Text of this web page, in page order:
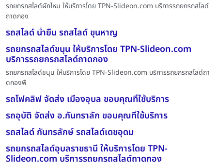
รถยกรถสไลด์ผักไหม ให้บริการโดย TPN-Slideon.com บริการรถยกรถสไลด์
ถาดกอง
รถสไลด์ น้ำยืน รถสไลด์ ขุนหาญ
รถยกรถสไลด์ขนุน ให้บริการโดย TPN-Slideon.com
บริการรถยกรถสไลด์ถาดกอง
รถยกรถสไลด์ขนุน ให้บริการโดย TPN-Slideon.com บริการรถยกรถสไลด์ถา
ดกองพื
รถโฟคลิฟ จัดส่ง เมืองอุบล ขอบคุณที่ใช้บริการ
รถอุบัติ จัดส่ง อ.กันทราลัก ขอบคุณที่ใช้บริการ
รถสไลด์ กันทรลักษ์ รถสไลด์เดชอุดม
รถยกรถสไลด์อุบลราชธานี ให้บริการโดย TPN-
Slideon.com บริการรถยกรถสไลด์ถาดกอง